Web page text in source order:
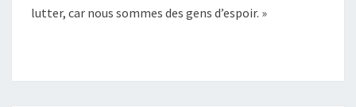
lutter, car nous sommes des gens d’espoir. »